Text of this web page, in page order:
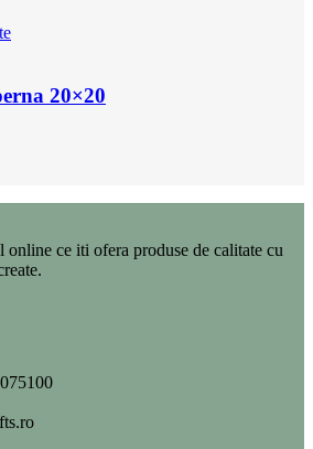
20×20
online ce iti ofera produse de calitate cu